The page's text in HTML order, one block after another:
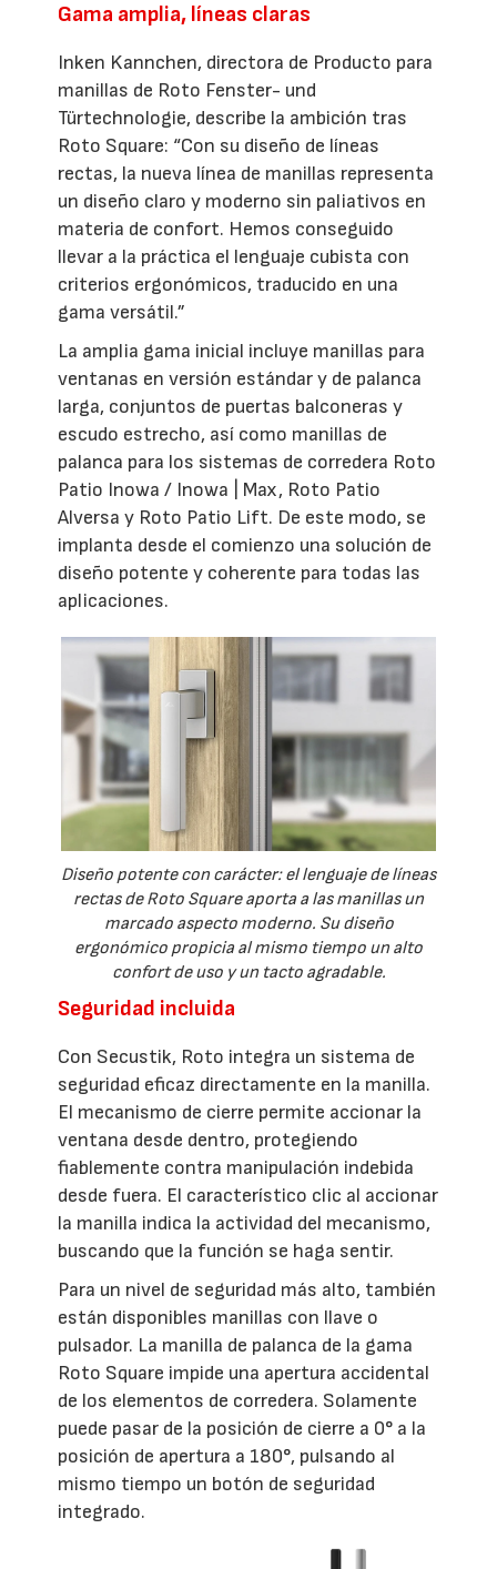
Gama amplia, líneas claras
Inken Kannchen, directora de Producto para
manillas de Roto Fenster- und
Türtechnologie, describe la ambición tras
Roto Square: “Con su diseño de líneas
rectas, la nueva línea de manillas representa
un diseño claro y moderno sin paliativos en
materia de confort. Hemos conseguido
llevar a la práctica el lenguaje cubista con
criterios ergonómicos, traducido en una
gama versátil.”
La amplia gama inicial incluye manillas para
ventanas en versión estándar y de palanca
larga, conjuntos de puertas balconeras y
escudo estrecho, así como manillas de
palanca para los sistemas de corredera Roto
Patio Inowa / Inowa | Max, Roto Patio
Alversa y Roto Patio Lift. De este modo, se
implanta desde el comienzo una solución de
diseño potente y coherente para todas las
aplicaciones.
Diseño potente con carácter: el lenguaje de líneas
rectas de Roto Square aporta a las manillas un
marcado aspecto moderno. Su diseño
ergonómico propicia al mismo tiempo un alto
confort de uso y un tacto agradable.
Seguridad incluida
Con Secustik, Roto integra un sistema de
seguridad eficaz directamente en la manilla.
El mecanismo de cierre permite accionar la
ventana desde dentro, protegiendo
fiablemente contra manipulación indebida
desde fuera. El característico clic al accionar
la manilla indica la actividad del mecanismo,
buscando que la función se haga sentir.
Para un nivel de seguridad más alto, también
están disponibles manillas con llave o
pulsador. La manilla de palanca de la gama
Roto Square impide una apertura accidental
de los elementos de corredera. Solamente
puede pasar de la posición de cierre a 0° a la
posición de apertura a 180°, pulsando al
mismo tiempo un botón de seguridad
integrado.